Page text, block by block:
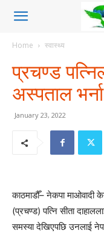
Home स्वास्थ्य
प्रचण्ड
अस्पताल भर्ना
January 23, 2022
काठमाडौँ– नेकपा माओवादी
(प्रचण्ड) पत्नि सीता
समस्या देखिएपछि उनलाई